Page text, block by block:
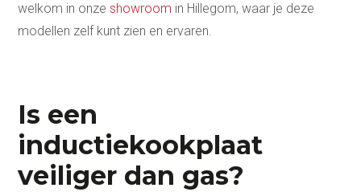
welkom in onzeshowroom in Hillegom, waar je deze
modellen zelf kunt zien en ervaren.
Is een
inductiekookplaat
veiliger dan gas?